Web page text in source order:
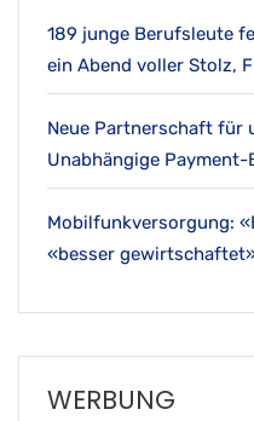
189 junge Berufsleute
ein Abend voller Stolz,
Neue Partnerschaft für
Unabhängige
Mobilfunkversorgung:
«besser
WERBUNG